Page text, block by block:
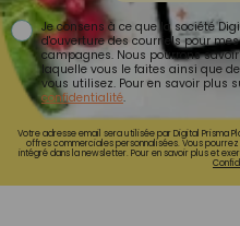
Je consens à ce que la société
d'ouverture des courriels pour
campagnes. Nous pourrons
laquelle vous le faites ainsi que
vous utilisez. Pour en savoir plus
confidentialité.
Votre adresse email sera utilisée par Digital Prisma
offres commerciales personnalisées. Vous
intégré dans la newsletter. Pour en savoir plus et